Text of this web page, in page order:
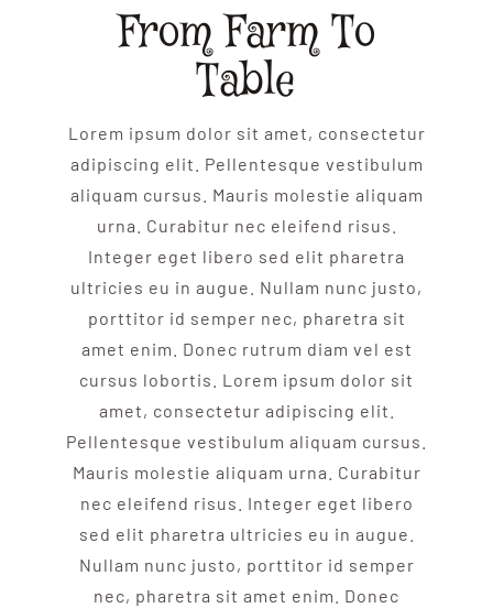
From Farm To
Table
Lorem ipsum dolor sit amet, consectetur
adipiscing elit. Pellentesque vestibulum
aliquam cursus. Mauris molestie aliquam
urna. Curabitur nec eleifend risus.
Integer eget libero sed elit pharetra
ultricies eu in augue. Nullam nunc justo,
porttitor id semper nec, pharetra sit
amet enim. Donec rutrum diam vel est
cursus lobortis. Lorem ipsum dolor sit
amet, consectetur adipiscing elit.
Pellentesque vestibulum aliquam cursus.
Mauris molestie aliquam urna. Curabitur
nec eleifend risus. Integer eget libero
sed elit pharetra ultricies eu in augue.
Nullam nunc justo, porttitor id semper
nec, pharetra sit amet enim. Donec